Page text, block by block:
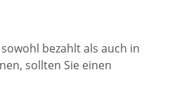
bezahlt als auch in
sollten Sie einen